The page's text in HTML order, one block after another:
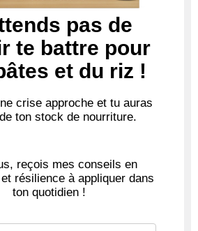
pas de
te battre pour
et du riz !
crise approcheet tu auras
ton stock de nourriture.
reçois mes conseils en
résilience à appliquer dans
ton quotidien !